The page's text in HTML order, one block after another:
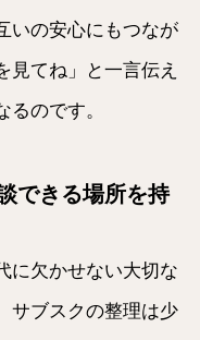
いの安心にもつなが
見てね」と一言伝え
のです。
できる場所を持
に欠かせない大切な
サブスクの整理は少